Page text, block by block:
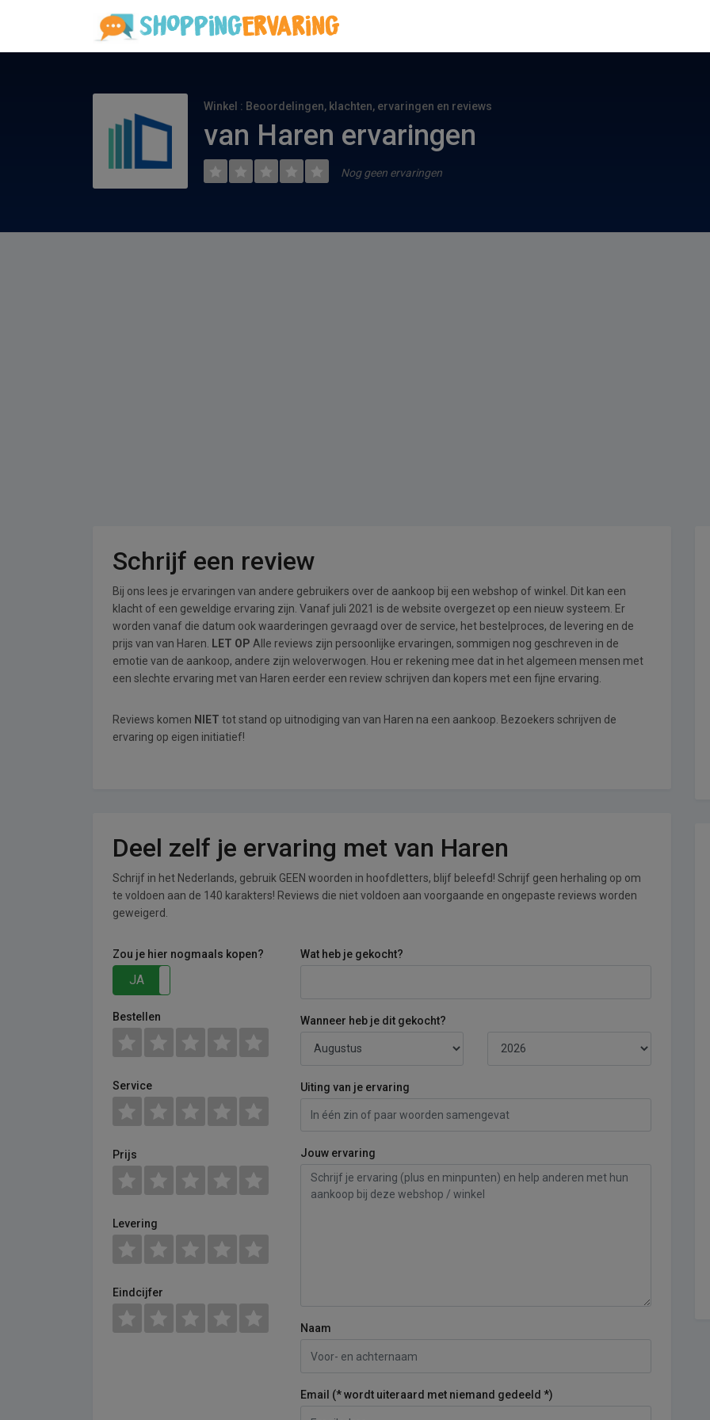
Winkel : Beoordelingen, klachten, ervaringen en reviews
van Haren ervaringen
Nog geen ervaringen
Schrijf een review
Bij ons lees je ervaringen van andere gebruikers over de aankoop bij een webshop of winkel. Dit kan een
klacht of een geweldige ervaring zijn. Vanaf juli 2021 is de website overgezet op een nieuw systeem. Er
worden vanaf die datum ook waarderingen gevraagd over de service, het bestelproces, de levering en de
prijs van van Haren.
LET OP Alle reviews zijn persoonlijke ervaringen, sommigen nog geschreven in de
emotie van de aankoop, andere zijn weloverwogen. Hou er rekening mee dat in het algemeen mensen met
een slechte ervaring met van Haren eerder een review schrijven dan kopers met een fijne ervaring.
Reviews komen NIET tot stand op uitnodiging van van Haren na een aankoop. Bezoekers schrijven de
ervaring op eigen initiatief!
Deel zelf je ervaring met van Haren
Schrijf in het Nederlands, gebruik GEEN woorden in hoofdletters, blijf beleefd! Schrijf geen herhaling op om
te voldoen aan de 140 karakters! Reviews die niet voldoen aan voorgaande en ongepaste reviews worden
geweigerd.
Zou je hier nogmaals kopen?
JA
Bestellen
Service
Prijs
Levering
Eindcijfer
Wat heb je gekocht?
Wanneer heb je dit gekocht?
Uiting van je ervaring
Jouw ervaring
Naam
Email (* wordt uiteraard met niemand gedeeld *)